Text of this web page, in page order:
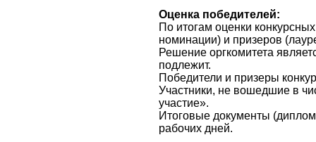
Оценка победителей:
По итогам оценки
номинации) и призеров
Решение оргкомитета
подлежит.
Победители и призеры
Участники, не вошедшие в
участие».
Итоговые документы
рабочих дней.